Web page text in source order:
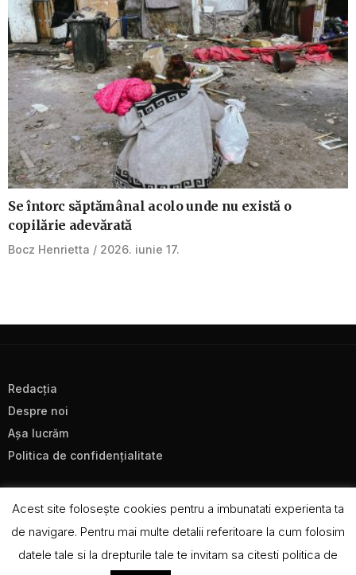
Se întorc săptămânal acolo unde nu există o
copilărie adevărată
Bocz Henrietta 2026. iunie 17.
Redacţia
Despre noi
Aşa lucrăm
Politica de confidenţialitate
Acest site foloseşte cookies pentru a imbunatati experienta ta
de navigare. Pentru mai multe detalii referitoare la cum folosim
datele tale si la drepturile tale te invitam sa citesti politica de